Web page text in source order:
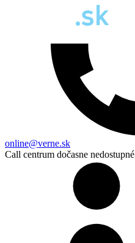
online@verne.sk
Call centrum dočasne nedostupné